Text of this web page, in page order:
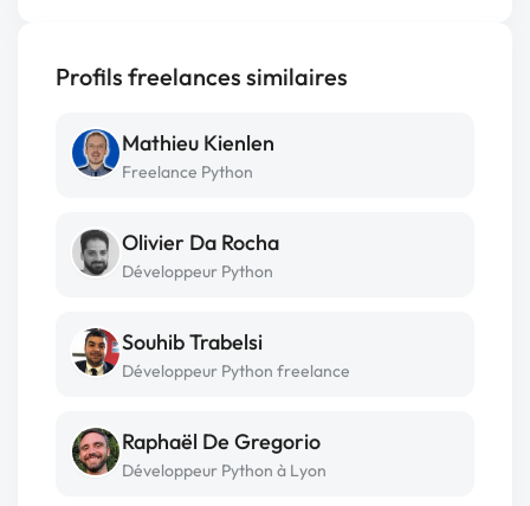
Profils freelances similaires
Mathieu Kienlen
Freelance Python
Olivier Da Rocha
Développeur Python
Souhib Trabelsi
Développeur Python freelance
Raphaël De Gregorio
Développeur Python à Lyon